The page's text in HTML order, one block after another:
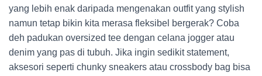
yang lebih enak daripada mengenakan outfit yang stylish
namun tetap bikin kita merasa fleksibel bergerak? Coba
deh padukan oversized tee dengan celana jogger atau
denim yang pas di tubuh. Jika ingin sedikit statement,
aksesori seperti chunky sneakers atau crossbody bag bisa